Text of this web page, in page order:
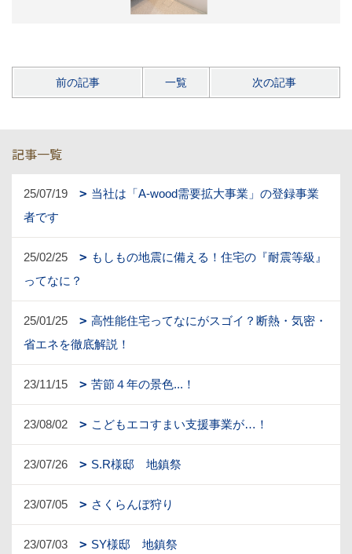
前の記事 一覧 次の記事
記事一覧
25/07/19
当社は「A-wood需要拡大事業」の登録事業
者です
25/02/25
もしもの地震に備える！住宅の『耐震等級』
ってなに？
25/01/25
高性能住宅ってなにがスゴイ？断熱・気密・
省エネを徹底解説！
23/11/15 苦節４年の景色...！
23/08/02 こどもエコすまい支援事業が…！
23/07/26 S.R様邸 地鎮祭
23/07/05 さくらんぼ狩り
23/07/03 SY様邸 地鎮祭